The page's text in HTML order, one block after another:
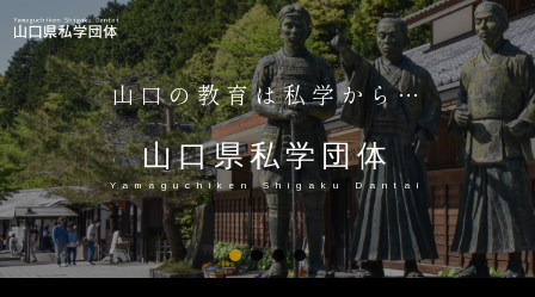
内
容
を
ス
キ
ッ
プ
山口の教育は私学から…
山口県私学団体
Yamaguchiken Shigaku Dantai